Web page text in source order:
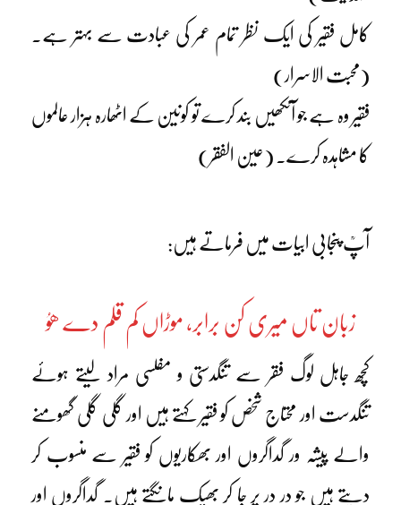
کامل فقیر کی ایک نظر تمام عمر کی عبادت سے بہتر ہے۔
(محبت الاسرار)
فقیر وہ ہے جو آنکھیں بند کرے تو کونین کے اٹھارہ ہزار عالموں
کا مشاہدہ کرے۔ (عین الفقر)
آپؒ پنجابی ابیات میں فرماتے ہیں:
زبان تاں میری کن برابر، موڑاں کم قلم دے ھوُ
کچھ جاہل لوگ فقر سے تنگدستی و مفلسی مراد لیتے ہوئے
تنگدست اور محتاج شخص کو فقیر کہتے ہیں اور گلی گلی گھومنے
والے پیشہ ور گداگروں اور بھکاریوں کو فقیر سے منسوب کر
دیتے ہیں جو در در پر جا کر بھیک مانگتے ہیں۔ گداگروں اور